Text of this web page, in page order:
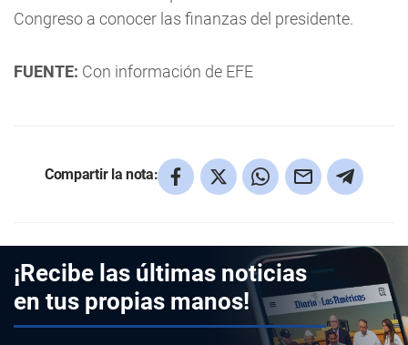
Congreso a conocer las finanzas del presidente.
FUENTE: Con información de EFE
Compartir la nota:
¡Recibe las últimas noticias
en tus propias manos!